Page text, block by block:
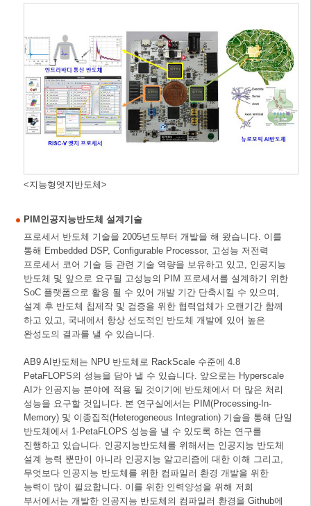
<지능형엣지반도체>
PIM인공지능반도체 설계기술
프로세서 반도체 기술을 2005년도부터 개발을 해 왔습니다. 이를
통해 Embedded DSP, Configurable Processor, 고성능 저전력
프로세서 코어 기술 등 관련 기술 역량을 보유하고 있고, 인공지능
반도체 및 앞으로 요구될 고성능의 PIM 프로세서를 설계하기 위한
SoC 플랫폼으로 활용 될 수 있어 개발 기간 단축시킬 수 있으며,
설계 후 반도체 칩제작 및 검증을 위한 협력업체가 오랜기간 함께
하고 있고, 국내에서 항상 선도적인 반도체 개발에 있어 높은
완성도의 결과를 낼 수 있습니다.
AB9 AI반도체는 NPU 반도체로 RackScale 수준에 4.8
PetaFLOPS의 성능을 담아 낼 수 있습니다. 앞으로는 Hyperscale
AI가 인공지능 분야에 적용 될 것이기에 반도체에서 더 많은 처리
성능을 요구할 것입니다. 본 연구실에서는 PIM(Processing-In-
Memory) 및 이종집적(Heterogeneous Integration) 기술을 통해 단일
반도체에서 1-PetaFLOPS 성능을 낼 수 있도록 하는 연구를
진행하고 있습니다. 인공지능반도체를 위해서는 인공지능 반도체
설계 능력 뿐만이 아니라 인공지능 알고리즘에 대한 이해 그리고,
무엇보다 인공지능 반도체를 위한 컴파일러 환경 개발을 위한
능력이 많이 필요합니다. 이를 위한 인력양성을 위해 저희
부서에서는 개발한 인공지능 반도체의 컴파일러 환경을 Github에